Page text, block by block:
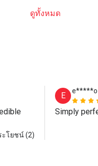
ดูทั้งหมด
ะโยชน์ (2)
E
e*****o